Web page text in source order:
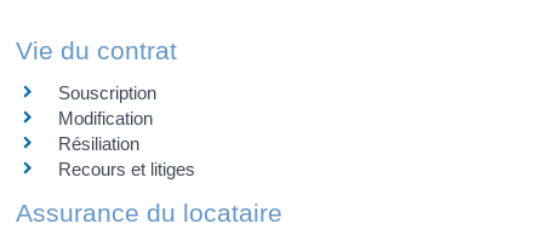
Vie du contrat
Souscription
Modification
Résiliation
Recours et litiges
Assurance du locataire